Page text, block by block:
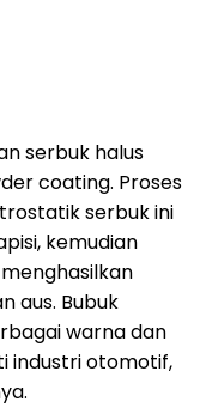
serbuk halus
coating. Proses
serbuk ini
kemudian
aus. Bubuk
warna dan
industri otomotif,